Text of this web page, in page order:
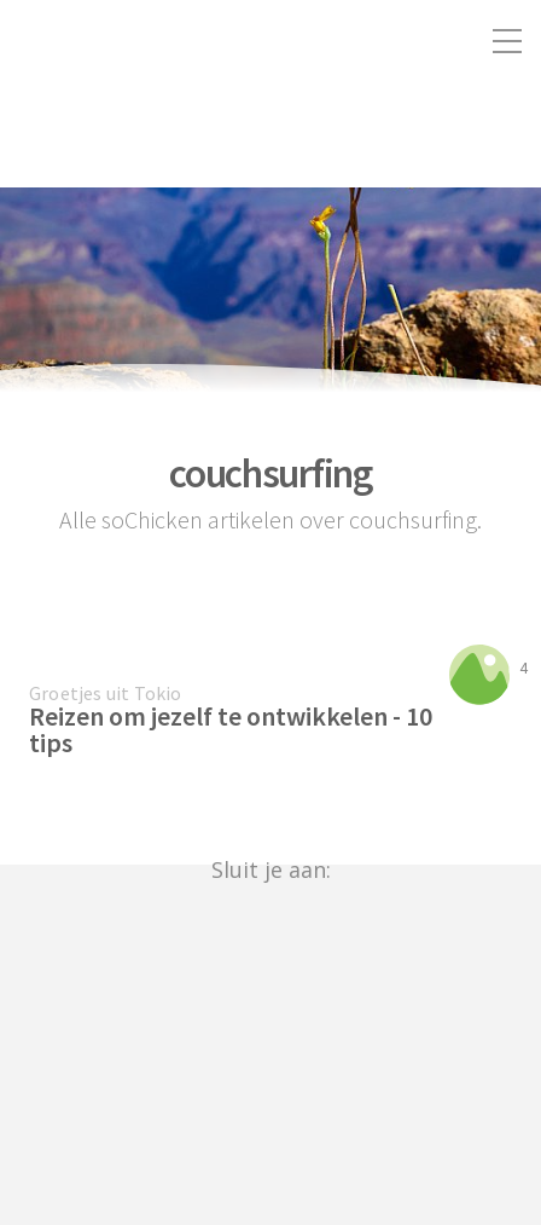
couchsurfing
Alle soChicken artikelen over couchsurfing.
4
Groetjes uit Tokio
Reizen om jezelf te ontwikkelen - 10
tips
Sluit je aan: